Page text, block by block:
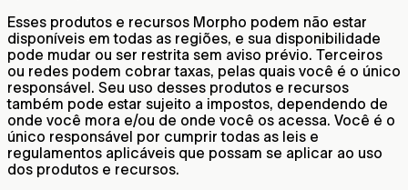
Esses produtos e recursos Morpho podem não estar
disponíveis em todas as regiões, e sua disponibilidade
pode mudar ou ser restrita sem aviso prévio. Terceiros
ou redes podem cobrar taxas, pelas quais você é o único
responsável. Seu uso desses produtos e recursos
também pode estar sujeito a impostos, dependendo de
onde você mora e/ou de onde você os acessa. Você é o
único responsável por cumprir todas as leis e
regulamentos aplicáveis que possam se aplicar ao uso
dos produtos e recursos.